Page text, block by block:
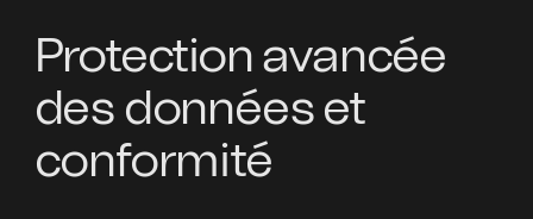
Protection avancée
des données et
conformité